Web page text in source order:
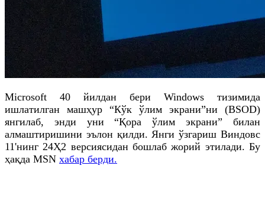
Microsoft 40 йилдан бери Windows тизимида
ишлатилган машҳур “Кўк ўлим экрани”ни (BSOD)
янгилаб, энди уни “Қора ўлим экрани” билан
алмаштиришини эълон қилди. Янги ўзгариш Виндовс
11'нинг 24Ҳ2 версиясидан бошлаб жорий этилади. Бу
ҳақда MSN хабар берди.